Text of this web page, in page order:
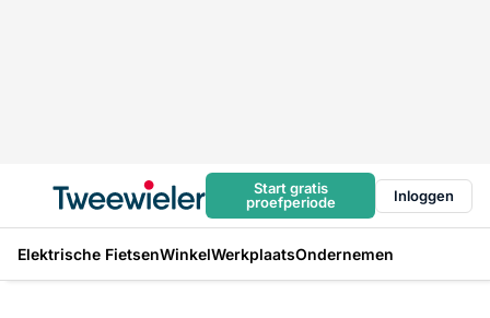
Start gratis
proefperiode
Inloggen
Elektrische FietsenWinkelWerkplaatsOndernemen